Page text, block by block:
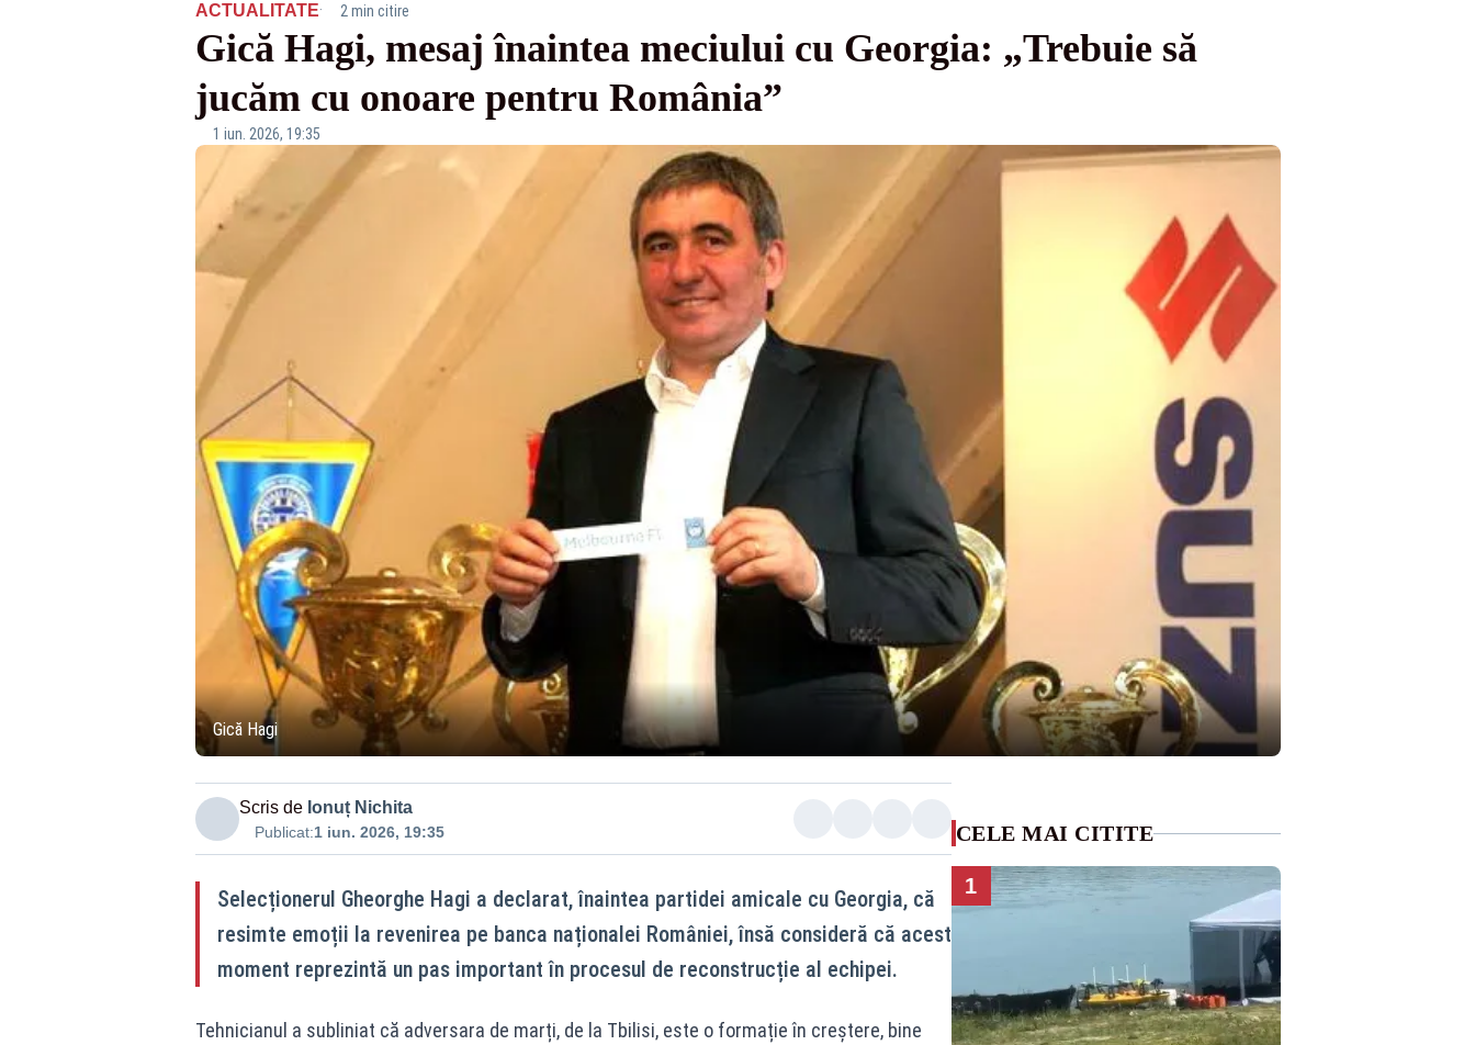
ACTUALITATE· 2 min citire
Gică Hagi, mesaj înaintea meciului cu Georgia: „Trebuie să
jucăm cu onoare pentru România”
1 iun. 2026, 19:35
Gică Hagi
Scris de Ionuț Nichita
Publicat:1 iun. 2026, 19:35
Selecționerul Gheorghe Hagi a declarat, înaintea partidei amicale cu Georgia, că
resimte emoții la revenirea pe banca naționalei României, însă consideră că acest
moment reprezintă un pas important în procesul de reconstrucție al echipei.
Tehnicianul a subliniat că adversara de marți, de la Tbilisi, este o formație în creștere, bine
CELE MAI CITITE
1